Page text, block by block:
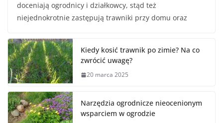
doceniają ogrodnicy i działkowcy, stąd też
niejednokrotnie zastępują trawniki przy domu oraz
Kiedy kosić trawnik po zimie? Na co
zwrócić uwagę?
20 marca 2025
Narzędzia ogrodnicze nieocenionym
wsparciem w ogrodzie